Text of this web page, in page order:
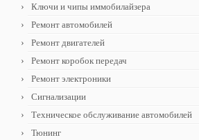
Ключи и чипы иммобилайзера
Ремонт автомобилей
Ремонт двигателей
Ремонт коробок передач
Ремонт электроники
Сигнализации
Техническое обслуживание автомобилей
Тюнинг